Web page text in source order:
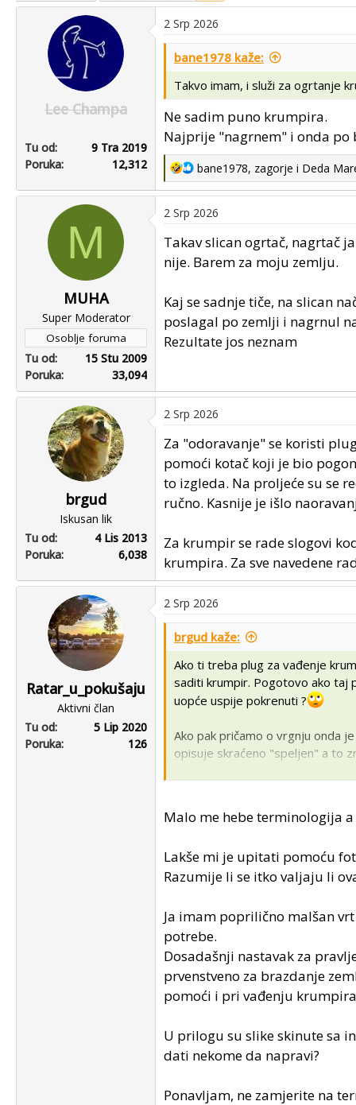
u
o
u
p
r
v
g
a
Lee Champa
Tu od
9 Tra 2019
Poruka
12,312
2 Srp 2026
bane1978 kaže:
Takvo imam, i služi za ogrtanje
Ne sadim puno krumpira.
Najprije "nagrnem" i onda
R
e
a
c
i
o
s
:
bane1978, zagorje i Deda
M
MUHA
Super Moderator
Osoblje foruma
Tu od
15 Stu 2009
Poruka
33,094
2 Srp 2026
Takav slican ogrtač, nagrtač
nije. Barem za moju zemlju.
Kaj se sadnje tiče, na slican
poslagal po zemlji i nagrnul
Rezultate jos neznam
brgud
Iskusan lik
Tu od
4 Lis 2013
Poruka
6,038
2 Srp 2026
Za "odoravanje" se koristi
pomoći kotač koji je bio
to izgleda. Na proljeće su se
ručno. Kasnije je išlo
Za krumpir se rade slogovi
krumpira. Za sve navedene
Ratar_u_pokušaju
Aktivni član
Tu od
5 Lip 2020
Poruka
126
2 Srp 2026
brgud kaže:
Ako ti treba plug za vađenje
saditi krumpir. Pogotovo ako taj
uopće uspije pokrenuti ?
Ako pak pričamo o vrgnju onda
opisuje skraćeno "speljen" a to
View attachment 92547
Malo me hebe terminologija
Lakše mi je upitati pomoću
Razumije li se itko valjaju li
Ja imam poprilično malšan
potrebe.
Dosadašnji nastavak za
prvenstveno za brazdanje
pomoći i pri vađenju
U prilogu su slike skinute sa
dati nekome da napravi?
Ponavljam, ne zamjerite na